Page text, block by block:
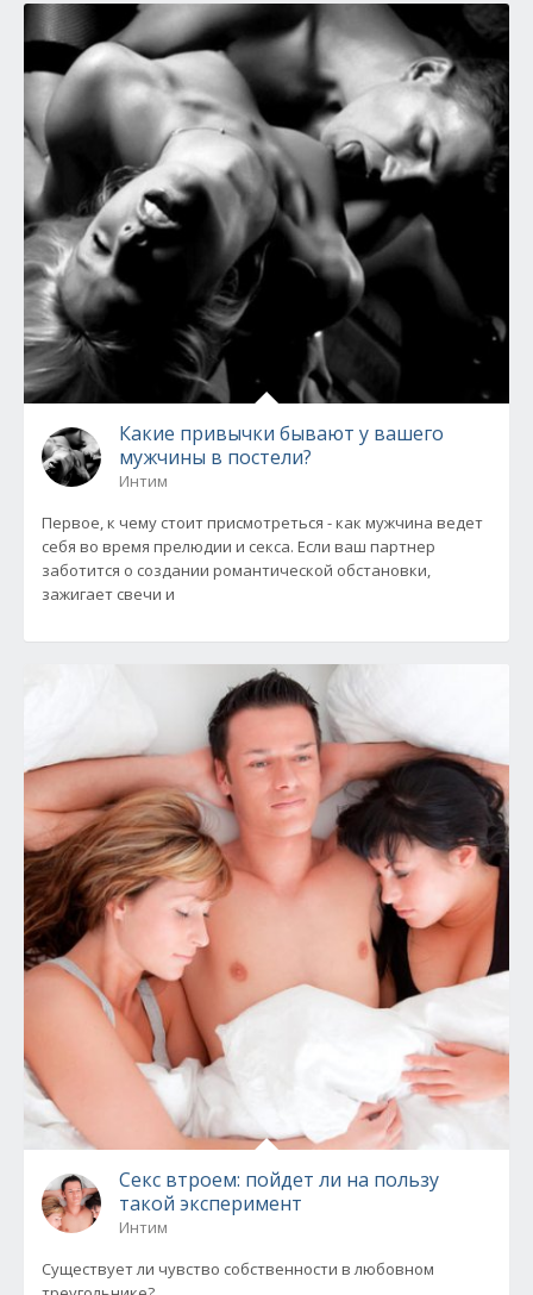
Какие привычки бывают у вашего
мужчины в постели?
Интим
Первое, к чему стоит присмотреться - как мужчина ведет
себя во время прелюдии и секса. Если ваш партнер
заботится о создании романтической обстановки,
зажигает свечи и
Секс втроем: пойдет ли на пользу
такой эксперимент
Интим
Существует ли чувство собственности в любовном